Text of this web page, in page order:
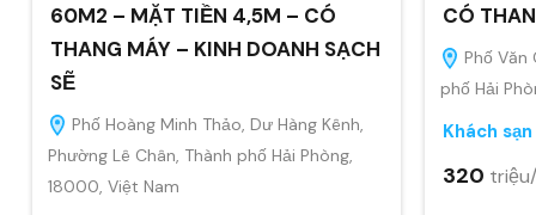
60M2 – MẶT TIỀN 4,5M – CÓ
THANG MÁY – KINH DOANH SẠCH
SẼ
Phố Hoàng Minh Thảo, Dư Hàng Kênh,
Phường Lê Chân, Thành phố Hải Phòng,
18000, Việt Nam
CÓ
Phố Văn
phố Hải
Khách sạn
320